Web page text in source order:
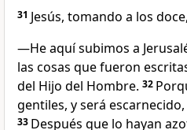
31 Jesús, tomando a los
—He aquí subimos a
las cosas que fueron
del Hijo del Hombre. 32
gentiles, y será
33 Después que lo hayan